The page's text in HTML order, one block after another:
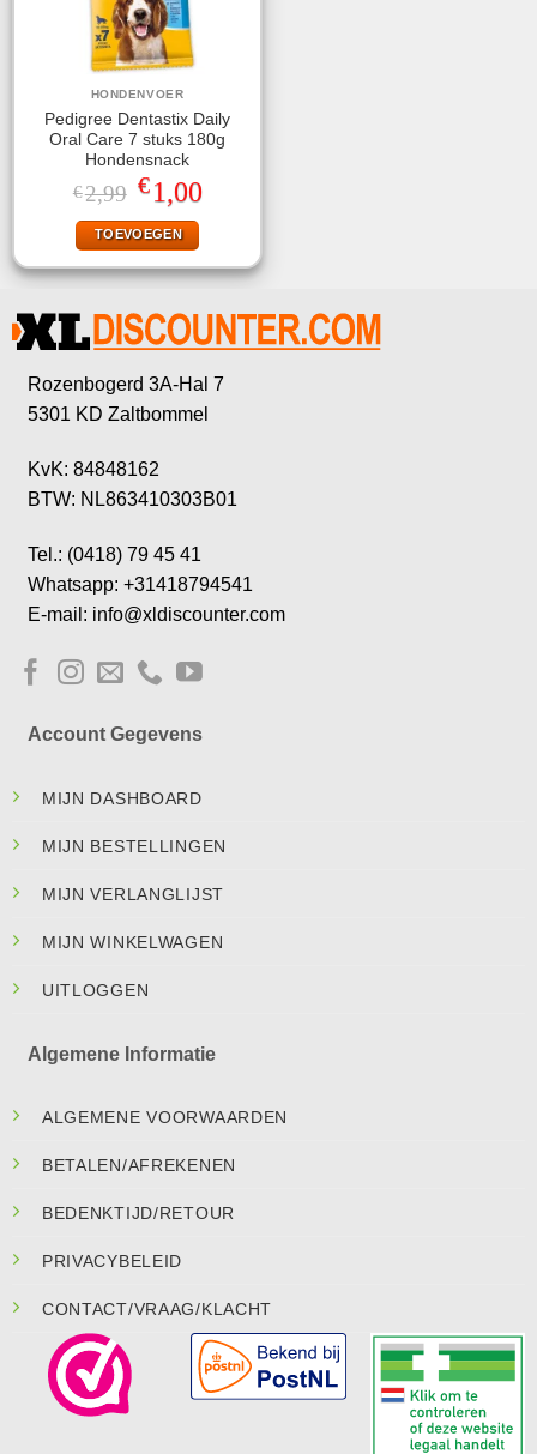
HONDENVOER
Pedigree Dentastix Daily
Oral Care 7 stuks 180g
Hondensnack
€2,99 Oorspronkelijke
prijs
was:
€2,99.
€1,00Huidige
prijs
is:
€1,00.
TOEVOEGEN
Rozenbogerd 3A-Hal 7
5301 KD Zaltbommel
KvK: 84848162
BTW: NL863410303B01
Tel.: (0418) 79 45 41
Whatsapp: +31418794541
E-mail: info@xldiscounter.com
Account Gegevens
MIJN DASHBOARD
MIJN BESTELLINGEN
MIJN VERLANGLIJST
MIJN WINKELWAGEN
UITLOGGEN
Algemene Informatie
ALGEMENE VOORWAARDEN
BETALEN/AFREKENEN
BEDENKTIJD/RETOUR
PRIVACYBELEID
CONTACT/VRAAG/KLACHT